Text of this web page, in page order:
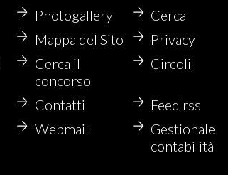
Photogallery
Cerca
Mappa del Sito
Privacy
Cerca il
concorso
Circoli
Contatti
Feed rss
Webmail
Gestionale
contabilità